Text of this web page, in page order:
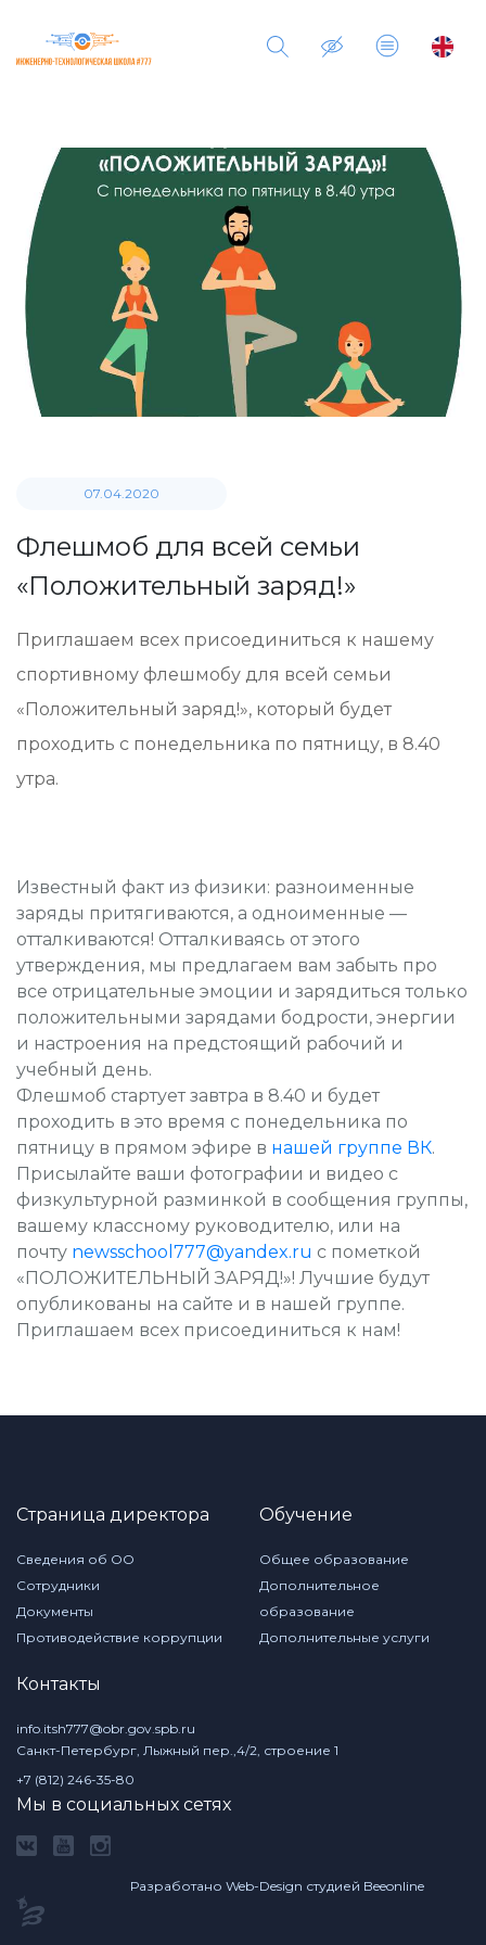
07.04.2020
Флешмоб для всей семьи
«Положительный заряд!»
Приглашаем всех присоединиться к нашему
спортивному флешмобу для всей семьи
«Положительный заряд!», который будет
проходить с понедельника по пятницу, в 8.40
утра.
Известный факт из физики: разноименные
заряды притягиваются, а одноименные —
отталкиваются! Отталкиваясь от этого
утверждения, мы предлагаем вам забыть про
все отрицательные эмоции и зарядиться только
положительными зарядами бодрости, энергии
и настроения на предстоящий рабочий и
учебный день.
Флешмоб стартует завтра в 8.40 и будет
проходить в это время с понедельника по
пятницу в прямом эфире в нашей группе ВК.
Присылайте ваши фотографии и видео с
физкультурной разминкой в сообщения группы,
вашему классному руководителю, или на
почту newsschool777@yandex.ru с пометкой
«ПОЛОЖИТЕЛЬНЫЙ ЗАРЯД!»! Лучшие будут
опубликованы на сайте и в нашей группе.
Приглашаем всех присоединиться к нам!
Страница директора
Сведения об ОО
Сотрудники
Документы
Противодействие коррупции
Обучение
Общее образование
Дополнительное
образование
Дополнительные услуги
Контакты
info.itsh777@obr.gov.spb.ru
Санкт-Петербург, Лыжный пер.,4/2, строение 1
+7 (812) 246-35-80
Мы в социальных сетях
Разработано Web-Design студией Beeonline